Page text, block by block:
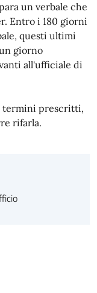
un verbale che
Entro i 180 giorni
questi ultimi
giorno
all'ufficiale di
termini prescritti,
rifarla.